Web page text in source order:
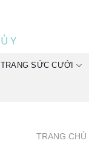
TRANG SỨC CƯỚI
TRANG CHỦ